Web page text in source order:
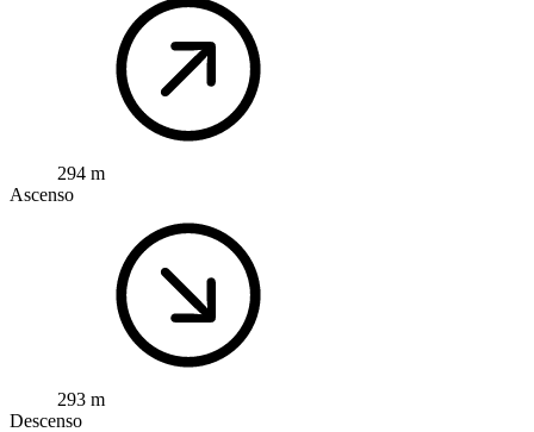
294 m
Ascenso
293 m
Descenso